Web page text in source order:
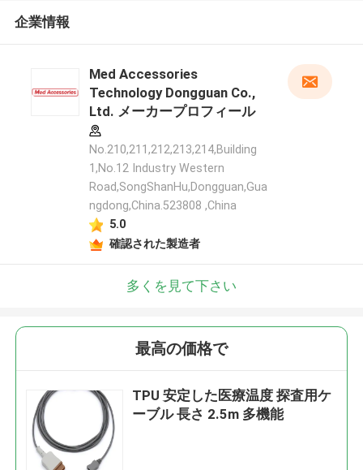
企業情報
Med Accessories
Technology Dongguan Co.,
Ltd. メーカープロフィール
No.210,211,212,213,214,Building
1,No.12 Industry Western
Road,SongShanHu,Dongguan,Gua
ngdong,China.523808 ,China
5.0
確認された製造者
多くを見て下さい
最高の価格で
TPU 安定した医療温度 探査用ケ
ーブル 長さ 2.5m 多機能